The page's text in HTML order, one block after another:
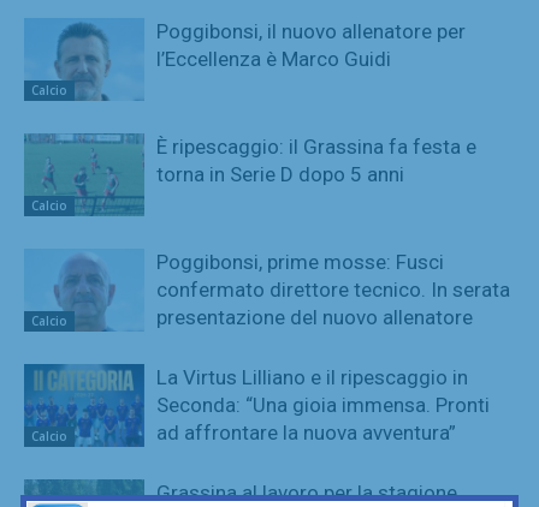
Calcio
Poggibonsi, il nuovo allenatore per
l’Eccellenza è Marco Guidi
Calcio
È ripescaggio: il Grassina fa festa e
torna in Serie D dopo 5 anni
Calcio
Poggibonsi, prime mosse: Fusci
confermato direttore tecnico. In serata
presentazione del nuovo allenatore
Calcio
La Virtus Lilliano e il ripescaggio in
Seconda: “Una gioia immensa. Pronti
ad affrontare la nuova avventura”
Grassina al lavoro per la stagione